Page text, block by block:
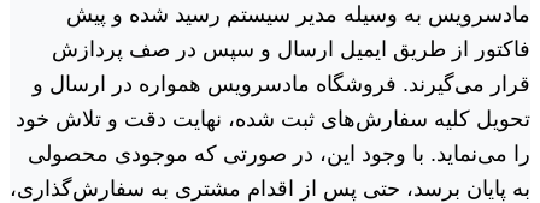
مادسرویس به وسیله مدیر سیستم رسید شده و پیش
فاکتور از طریق ایمیل ارسال و سپس در صف پردازش
قرار می‏‌گیرند. فروشگاه مادسرویس همواره در ارسال و
تحویل کلیه سفارش‌‏های ثبت شده، نهایت دقت و تلاش خود
را می‏‌نماید. با وجود این، در صورتی که موجودی محصولی
به پایان برسد، حتی پس از اقدام مشتری به سفارش‌‏گذاری،